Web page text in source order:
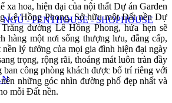
NGỦ - PENTHOUSE - SHOPHOUSE
xa hoa, hiện đại của nội thất Dự án Garden
Lê Hồng Phong. Sở hữu một Đất nền Dự
đường Lê Hồng Phong, hứa hẹn sẽ
hàng một nơi sống thượng lưu, đẳng cấp,
nền lý tưởng của mọi gia đình hiện đại ngày
trọng, rộng rãi, thoáng mát luôn tràn đầy
ban công phòng khách được bố trí riêng với
những góc nhìn đường phố đẹp nhất và
mỗi Đất nền.